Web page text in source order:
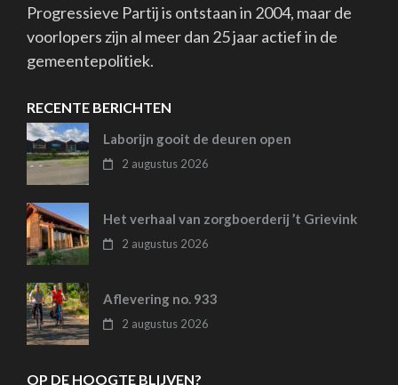
Progressieve Partij is ontstaan in 2004, maar de
voorlopers zijn al meer dan 25 jaar actief in de
gemeentepolitiek.
RECENTE BERICHTEN
Laborijn gooit de deuren open
2 augustus 2026
Het verhaal van zorgboerderij ’t Grievink
2 augustus 2026
Aflevering no. 933
2 augustus 2026
OP DE HOOGTE BLIJVEN?